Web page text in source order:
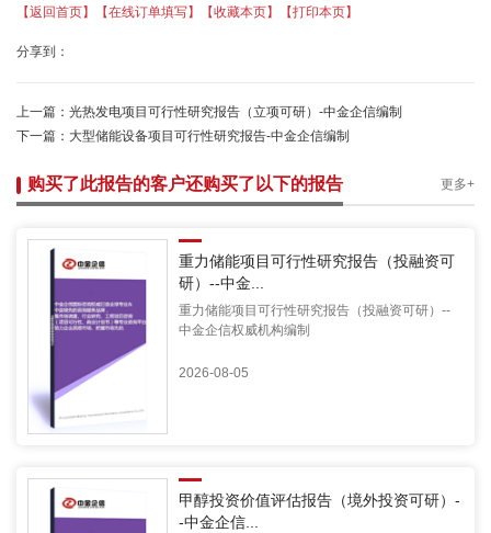
【返回首页】 【在线订单填写】 【收藏本页】 【打印本页】
分享到：
上一篇： 光热发电项目可行性研究报告（立项可研）-中金企信编制
下一篇： 大型储能设备项目可行性研究报告-中金企信编制
购买了此报告的客户还购买了以下的报告 更多+
重力储能项目可行性研究报告（投融资可
研）--中金...
重力储能项目可行性研究报告（投融资可研）--
中金企信权威机构编制
2026-08-05
甲醇投资价值评估报告（境外投资可研）-
-中金企信...